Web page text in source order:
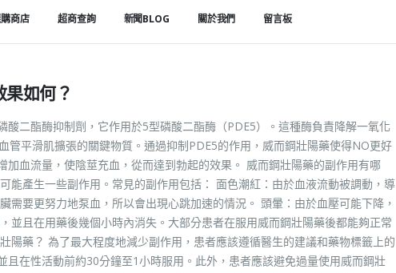
商店 超商查詢 新聞BLOG 關於我們 留言板
如何？
二酯酶抑制劑，它作用於5型磷酸二酯酶（PDE5）。這種酶負責降解一氧化
管平滑肌擴張的關鍵物質。通過抑制PDE5的作用，威而鋼壯陽藥使得NO更好
血流量，使陰莖充血，從而達到勃起的效果。 威而鋼壯陽藥的副作用有哪
能產生一些副作用。常見的副作用包括： 面色潮紅：由於血液流動被調動，導
需要更努力地泵血，所以會出現心跳加速的情況。 頭暈：由於血壓可能下降，
並且在用藥後幾個小時內消失。大部分患者在服用威而鋼壯陽藥後都能夠正常
陽藥？ 為了最大程度地減少副作用，患者應該遵循醫生的建議和藥物標籤上的
在性活動前約30分鐘至1小時服用。此外，患者應該避免過量使用威而鋼壯